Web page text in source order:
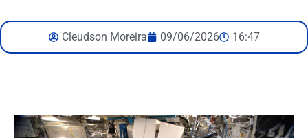
Cleudson Moreira 09/06/2026 16:47